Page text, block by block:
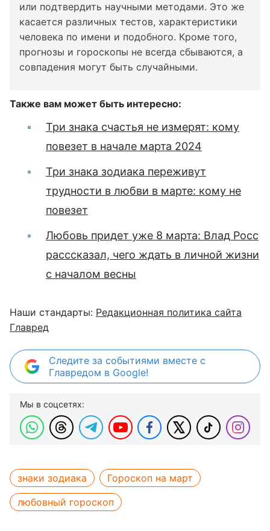
или подтвердить научными методами. Это же
касается различных тестов, характеристики
человека по имени и подобного. Кроме того,
прогнозы и гороскопы не всегда сбываются, а
совпадения могут быть случайными.
Также вам может быть интересно:
Три знака счастья не измерят: кому
повезет в начале марта 2024
Три знака зодиака переживут
трудности в любви в марте: кому не
повезет
Любовь придет уже 8 марта: Влад Росс
расссказал, чего ждать в личной жизни
с началом весны
Наши стандарты: Редакционная политика сайта
Главред
Следите за событиями вместе с
Главредом в Google!
Мы в соцсетях:
знаки зодиака
Гороскоп на март
любовный гороскоп